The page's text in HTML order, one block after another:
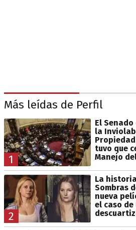
Más leídas de Perfil
1
El
la
tuvo que
Manejo
2
La
Sombras
nueva
el caso de